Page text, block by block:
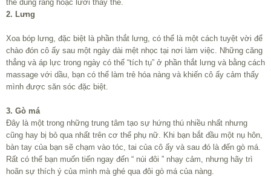
thể dùng răng hoặc lưỡi thay thế.
2. Lưng
Xoa bóp lưng, đặc biệt là phần thắt lưng, có thể là một cách tuyệt vời để
chào đón cô ấy sau một ngày dài mệt nhọc tại nơi làm việc. Những căng
thẳng và áp lực trong ngày có thể “tích tụ” ở phần thắt lưng và bằng cách
massage với dầu, bạn có thể làm trẻ hóa nàng và khiến cô ấy cảm thấy
mình được săn sóc đặc biệt.
3. Gò má
Đây là một trong những trung tâm tạo sự hứng thú nhiều nhất nhưng
cũng hay bị bỏ qua nhất trên cơ thể phụ nữ. Khi bạn bắt đầu một nụ hôn,
bàn tay của bạn sẽ chạm vào tóc, tai của cô ấy và sau đó là đến gò má.
Rất có thể bạn muốn tiến ngay đến “ núi đôi ” nhạy cảm, nhưng hãy trì
hoãn sự thích ý của mình mà ghé qua đôi gò má của nàng.